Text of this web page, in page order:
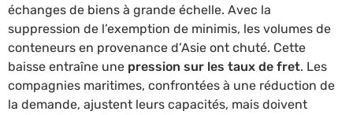
échanges de biens à grande échelle. Avec la
suppression de l’exemption de minimis, les volumes de
conteneurs en provenance d’Asie ont chuté. Cette
baisse entraîne une pression sur les taux de fret. Les
compagnies maritimes, confrontées à une réduction de
la demande, ajustent leurs capacités, mais doivent